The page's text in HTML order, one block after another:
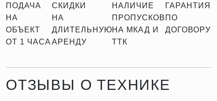
ПОДАЧА
НА
ОБЪЕКТ
ОТ 1 ЧАСА
СКИДКИ
НА
ДЛИТЕЛЬНУЮ
АРЕНДУ
НАЛИЧИЕ
ПРОПУСКОВ
НА МКАД И
ТТК
ГАРАНТИЯ
ПО
ДОГОВОРУ
ОТЗЫВЫ О ТЕХНИКЕ